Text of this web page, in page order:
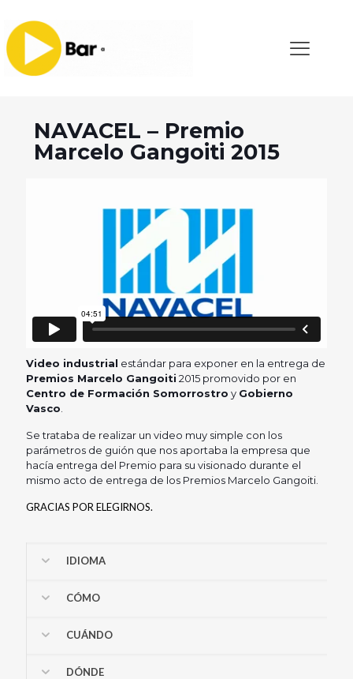
NAVACEL – Premio
Marcelo Gangoiti 2015
Video industrial estándar para exponer en la entrega de
Premios Marcelo Gangoiti 2015 promovido por en
Centro de Formación Somorrostro y Gobierno
Vasco
Se trataba de realizar un video muy simple con los
parámetros de guión que nos aportaba la empresa que
hacía entrega del Premio para su visionado durante el
mismo acto de entrega de los Premios Marcelo Gangoiti.
GRACIAS POR ELEGIRNOS.
IDIOMA
CÓMO
CUÁNDO
DÓNDE